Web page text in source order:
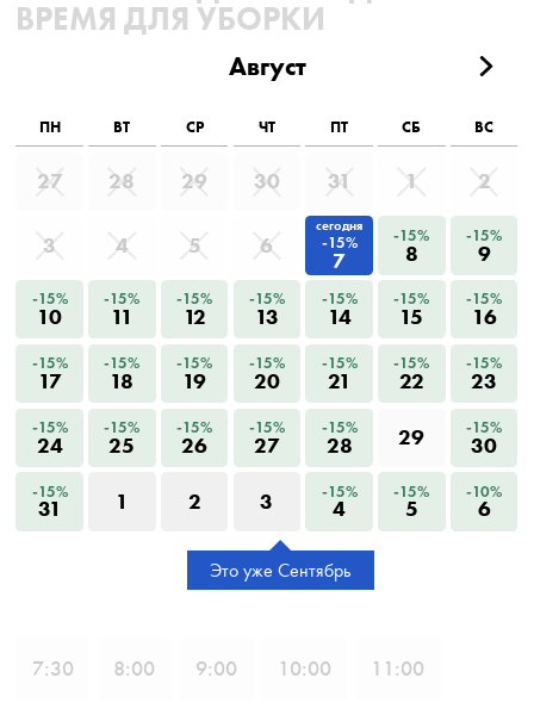
ВРЕМЯ ДЛЯ УБОРКИ
Август
ПН ВТ СР ЧТ ПТ СБ ВС
27 28 29 30 31 1 2
3 4 5 6
сегодня
-15%
7
-15%
8
-15%
9
-15%
10
-15%
11
-15%
12
-15%
13
-15%
14
-15%
15
-15%
16
-15%
17
-15%
18
-15%
19
-15%
20
-15%
21
-15%
22
-15%
23
-15%
24
-15%
25
-15%
26
-15%
27
-15%
28 29 -15%
30
-15%
31 1 2 3 -15%
4
-15%
5
-10%
6
Это уже Сентябрь
7:30 8:00 9:00 10:00 11 :00